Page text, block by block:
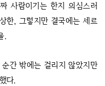
사람이기는 한지 의심스러
한, 그렇지만 결국에는 세르
.
간 밖에는 걸리지 않았지만
다.